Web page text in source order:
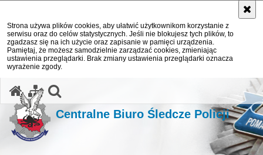
Strona używa plików cookies, aby ułatwić użytkownikom korzystanie z
serwisu oraz do celów statystycznych. Jeśli nie blokujesz tych plików, to
zgadzasz się na ich użycie oraz zapisanie w pamięci urządzenia.
Pamiętaj, że możesz samodzielnie zarządzać cookies, zmieniając
ustawienia przeglądarki. Brak zmiany ustawienia przeglądarki oznacza
wyrażenie zgody.
Centralne Biuro Śledcze Policji